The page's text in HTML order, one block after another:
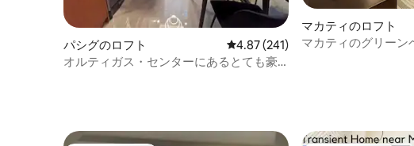
パシグのロフト レビュー241件、5つ星中4.87つ星
4.87 (241)
オルティガス・センターにあるとても豪
マカティのロフト
マカティのグリーン